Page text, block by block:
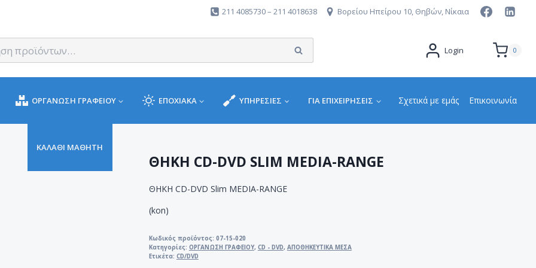
211 4085730 – 211 4018638 Βορείου Ηπείρου 10, Θηβών, Νίκαια
Αναζήτηση Login 0
ΟΡΓΑΝΩΣΗ ΓΡΑΦΕΙΟΥ ΕΠΟΧΙΑΚΑ ΥΠΗΡΕΣΙΕΣ ΓΙΑ ΕΠΙΧΕΙΡΉΣΕΙΣ
ΚΑΛΑΘΙ ΜΑΘΗΤΗ
Σχετικά με εμάς Επικοινωνία
ΘΗΚΗ CD-DVD SLIM MEDIA-RANGE
ΘΗΚΗ CD-DVD Slim MEDIA-RANGE
(kon)
Κωδικός προϊόντος: 07-15-020
Κατηγορίες: ΟΡΓΑΝΩΣΗ ΓΡΑΦΕΙΟΥ, CD - DVD, ΑΠΟΘΗΚΕΥΤΙΚΑ ΜΕΣΑ
Ετικέτα: CD/DVD